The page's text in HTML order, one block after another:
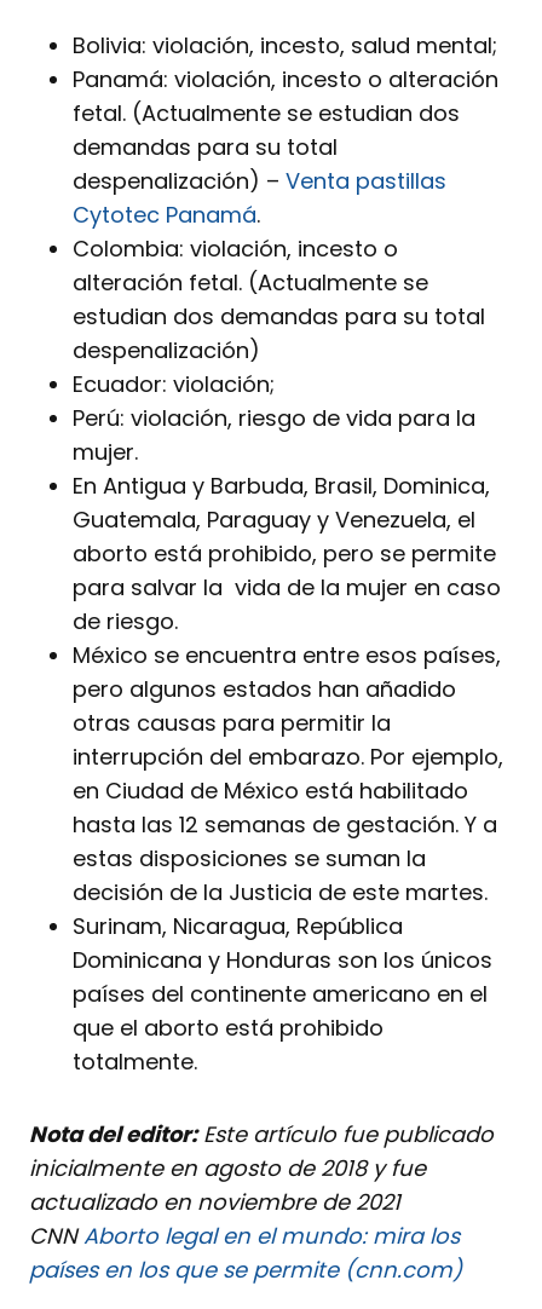
Bolivia: violación, incesto, salud mental;
Panamá: violación, incesto o alteración
fetal. (Actualmente se estudian dos
demandas para su total
despenalización) – Venta pastillas
Cytotec Panamá.
Colombia: violación, incesto o
alteración fetal. (Actualmente se
estudian dos demandas para su total
despenalización)
Ecuador: violación;
Perú: violación, riesgo de vida para la
mujer.
En Antigua y Barbuda, Brasil, Dominica,
Guatemala, Paraguay y Venezuela, el
aborto está prohibido, pero se permite
para salvar la vida de la mujer en caso
de riesgo.
México se encuentra entre esos países,
pero algunos estados han añadido
otras causas para permitir la
interrupción del embarazo. Por ejemplo,
en Ciudad de México está habilitado
hasta las 12 semanas de gestación. Y a
estas disposiciones se suman la
decisión de la Justicia de este martes.
Surinam, Nicaragua, República
Dominicana y Honduras son los únicos
países del continente americano en el
que el aborto está prohibido
totalmente.
Nota del editor:Este artículo fue publicado
inicialmente en agosto de 2018 y fue
actualizado en noviembre de 2021
CNNAborto legal en el mundo: mira los
países en los que se permite (cnn.com)